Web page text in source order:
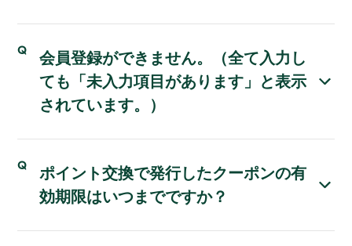
会員登録ができません。（全て入力し
ても「未入力項目があります」と表示
されています。）
ポイント交換で発行したクーポンの有
効期限はいつまでですか？